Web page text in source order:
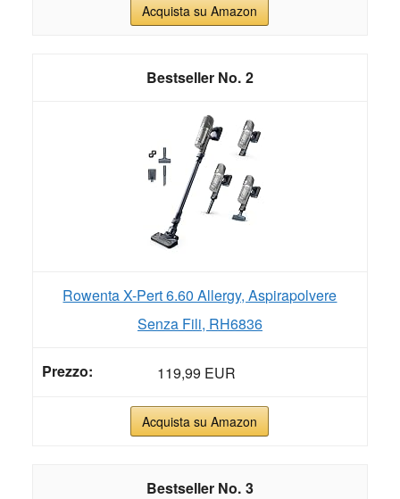
Acquista su Amazon
2
Rowenta X-Pert 6.60 Allergy, Aspirapolvere
Senza Fili, RH6836
119,99 EUR
Acquista su Amazon
3